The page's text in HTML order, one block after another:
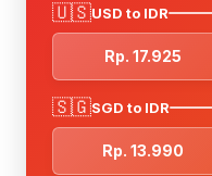
🇺🇸USD to IDR
Rp. 17.925
🇸🇬SGD to IDR
Rp. 13.990